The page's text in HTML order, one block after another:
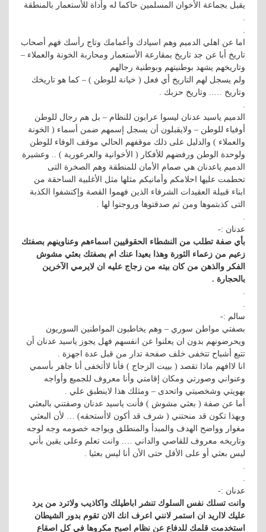
يقبل بجماعة الأخوان المسلمين حاكما له وأداة للأستعمار بالمنطقة
.
.
اما عن اهلي الدميم وهم اسيادك وأعمامك وتاج رأسك فهم أصحاب
تاريخ أبا عن جد تاريخ بمقارعة الأستعمار ومحاربة الخونة والعملاء –
وتاريخهم يشهد بوطنيتهم وبوطنية رجالهم
ولم يسجل لهم التاريخ أي فعل ( خيانة للوطن ) – كما هو تاريخك
وتاريخ ….. وتاريخ حزبك .
.
الدميم ياسيد عدنان ليسوا عرابون للنظام – بل هم رجال للوطن
أوفياء للوطن – ولايقبلون أن يسجل إسمهم ضمن أسماء ( الخونة
والعملاء ) والدليل على ذلك موقفهم الحالي موقف الوفاء للوطن
ولوحدة الوطن ورفضهم للأفكار ( الأخوانية والعرعورية ) .. وعشيرة
الدميم ياعدنان هي صمام الأمان للمنطقة وهم الصخرة التى
تحطمت عليها احلامكم وأمانيكم مثلها مثل الأغلبية الساحقة من
ابناء قبيلة العقيدات الشرفاء الذين فهموا القصة وإكتشفوا الكذبة
التى كذبتموها ومن ثم صدقتوها وروجتوا لها .
.
عدنان :-
بأي صفة تطلب من النشطاء الحقوقيين اسماءهم وعناوينهم بصفتك
زعيم من زعماء الثورة وهذا بعيدا عنك ام بصفتك بعثي مشوش
الفكر والذهن من كان بيته من زجاج عليه ان لايرمي الآخرين
بالحجارة .
.
.
سالم :-
بصفتي مواطن سوري – وهم يخاطبون المواطنين السوريون
ويحرضونهم بدون ان يعلنوا عن انفسهم فهل يجوز ياسيد عدنان أن
تتبع أشباح تتخفى خلف صفحة تدار من قبل عدة اجهزة .
انا لاافهم ماذا تقصد ( بييت الزجاج ) فأنا لاأتخفى أنا جاهر بأسمي
وعنواني وصورتي ومكان إقامتي وأنا معروف للجميع وأواجه
بهويتي وشخصيتي واتحدى – ومثلك هذا لاينطبق علي .
أما عن صفة ( بعثي مشوش ) فأنت ياسيد عدنان وصفتني بالبعثي
وبهذا تكون قد منحتني ( شرف قد أكون لاأستحقه) … لأن البعثي
مغوار وواضح الهدف والمبدأ والمنطلق ويواجه خصومه وجه لوجه
وتاريخه معروف للقاصي والداني …. وانت تعلم وعلى يقين بأني
ليس بعثي أو على الأقل حتى الأن أنا ليس بعثيا .
.
.
عدنان :-
وانت تسلك نفس السلوك تنشر اباطيلك واكاذيب ولاترد من يرد
عليك لااريد ان استمر لانني اعرف انك الان تقوم بدور الشيطان
استخدمت قلمك للدفاع عن نظام اصبح مكروها في كل اصقاع